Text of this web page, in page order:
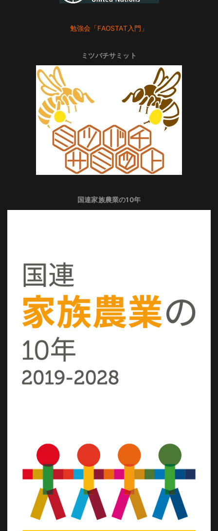
勉強会「FAOSTAT入門」
ミツバチサミット
国連家族農業の10年